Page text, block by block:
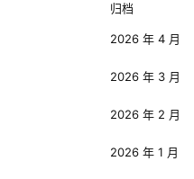
归档
2026 年 4 月
2026 年 3 月
2026 年 2 月
2026 年 1 月